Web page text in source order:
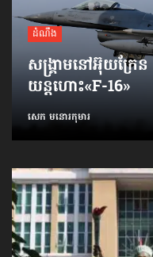
ដំណឹង
សង្គ្រាមនៅអ៊ុយក្រែន
យន្តហោះ«F-16»
សេក មនោរកុមារ